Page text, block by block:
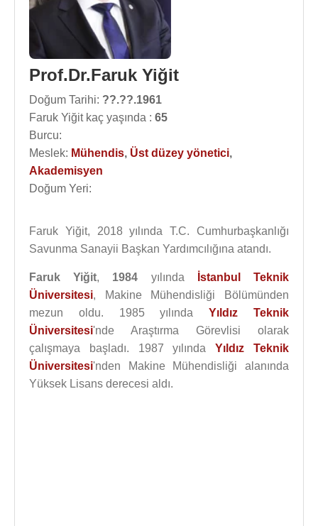
Prof.Dr.Faruk Yiğit
Doğum Tarihi: ??.??.1961
Faruk Yiğit kaç yaşında : 65
Burcu:
Meslek: Mühendis, Üst düzey yönetici,
Akademisyen
Doğum Yeri:
Faruk Yiğit, 2018 yılında T.C. Cumhurbaşkanlığı
Savunma Sanayii Başkan Yardımcılığına atandı.
Faruk Yiğit, 1984 yılında
İstanbul Teknik
Üniversitesi, Makine Mühendisliği Bölümünden
mezun oldu. 1985 yılındaYıldız Teknik
Üniversitesi'nde Araştırma Görevlisi olarak
çalışmaya başladı. 1987 yılındaYıldız Teknik
Üniversitesi'nden Makine Mühendisliği alanında
Yüksek Lisans derecesi aldı.